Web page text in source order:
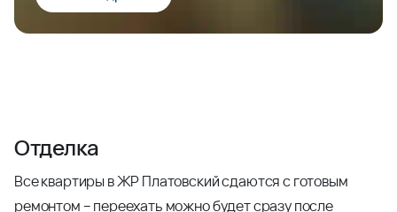
Отделка
Все квартиры в ЖР Платовский сдаются с готовым
ремонтом – переехать можно будет сразу после